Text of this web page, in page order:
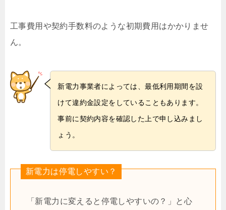
工事費用や契約手数料のような初期費用はかかりませ
ん。
新電力事業者によっては、最低利用期間を設
けて違約金設定をしていることもあります。
事前に契約内容を確認した上で申し込みまし
ょう。
新電力は停電しやすい？
「新電力に変えると停電しやすいの？」と心